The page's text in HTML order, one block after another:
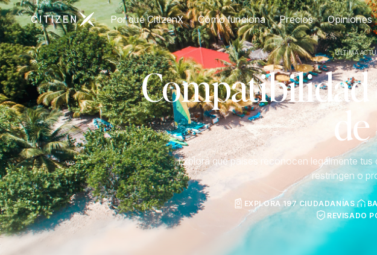
Ir a la página principal de CitizenX
Por qué CitizenX Cómo funciona Precios Opiniones
ÚLTIMA
Compatibilidad
Explora qué países reconocen legalmente
restringen o
EXPLORA 197 CIUDADANÍAS
REVISADO